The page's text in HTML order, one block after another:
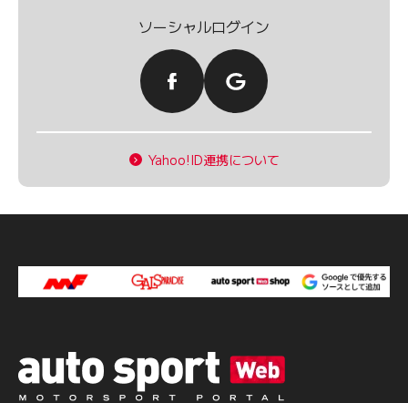
ソーシャルログイン
Yahoo!ID連携について